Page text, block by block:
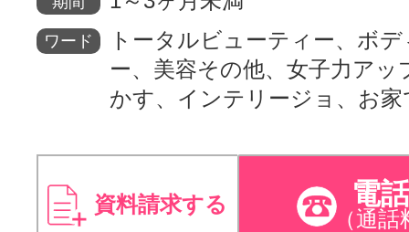
ワード
トータルビューティー、ボ
ー、美容その他、女子力アッ
かす、インテリージョ、お
資料請求する 電
（通話